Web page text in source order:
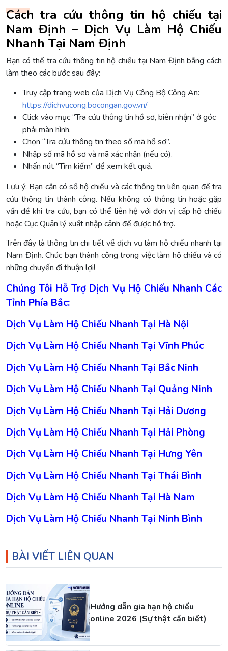
Cách tra cứu thông tin hộ chiếu tại
Nam Định – Dịch Vụ Làm Hộ Chiếu
Nhanh Tại Nam Định
Bạn có thể tra cứu thông tin hộ chiếu tại Nam Định bằng cách
làm theo các bước sau đây:
Truy cập trang web của Dịch Vụ Công Bộ Công An:
https://dichvucong.bocongan.gov.vn/
Click vào mục “Tra cứu thông tin hồ sơ, biên nhận” ở góc
phải màn hình.
Chọn “Tra cứu thông tin theo số mã hồ sơ”.
Nhập số mã hồ sơ và mã xác nhận (nếu có).
Nhấn nút “Tìm kiếm” để xem kết quả.
Lưu ý: Bạn cần có số hộ chiếu và các thông tin liên quan để tra
cứu thông tin thành công. Nếu không có thông tin hoặc gặp
vấn đề khi tra cứu, bạn có thể liên hệ với đơn vị cấp hộ chiếu
hoặc Cục Quản lý xuất nhập cảnh để được hỗ trợ.
Trên đây là thông tin chi tiết về dịch vụ làm hộ chiếu nhanh tại
Nam Định. Chúc bạn thành công trong việc làm hộ chiếu và có
những chuyến đi thuận lợi!
Chúng Tôi Hỗ Trợ Dịch Vụ Hộ Chiếu Nhanh Các
Tỉnh Phía Bắc:
Dịch Vụ Làm Hộ Chiếu Nhanh Tại Hà Nội
Dịch Vụ Làm Hộ Chiếu Nhanh Tại Vĩnh Phúc
Dịch Vụ Làm Hộ Chiếu Nhanh Tại Bắc Ninh
Dịch Vụ Làm Hộ Chiếu Nhanh Tại Quảng Ninh
Dịch Vụ Làm Hộ Chiếu Nhanh Tại Hải Dương
Dịch Vụ Làm Hộ Chiếu Nhanh Tại Hải Phòng
Dịch Vụ Làm Hộ Chiếu Nhanh Tại Hưng Yên
Dịch Vụ Làm Hộ Chiếu Nhanh Tại Thái Bình
Dịch Vụ Làm Hộ Chiếu Nhanh Tại Hà Nam
Dịch Vụ Làm Hộ Chiếu Nhanh Tại Ninh Bình
BÀI VIẾT LIÊN QUAN
Hướng dẫn gia hạn hộ chiếu
online 2026 (Sự thật cần biết)